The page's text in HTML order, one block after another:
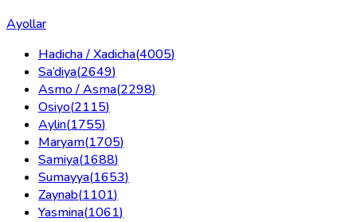
Ayollar
Hadicha / Xadicha(4005)
Sa’diya(2649)
Asmo / Asma(2298)
Osiyo(2115)
Aylin(1755)
Maryam(1705)
Samiya(1688)
Sumayya(1653)
Zaynab(1101)
Yasmina(1061)